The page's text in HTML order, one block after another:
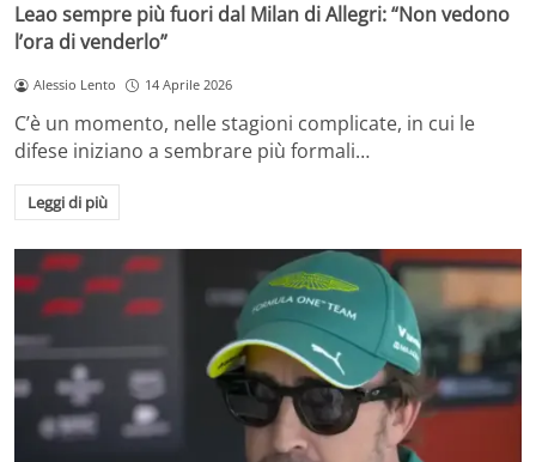
Leao sempre più fuori dal Milan di Allegri: “Non vedono
l’ora di venderlo”
Alessio Lento 14 Aprile 2026
C’è un momento, nelle stagioni complicate, in cui le
difese iniziano a sembrare più formali…
Leggi di più